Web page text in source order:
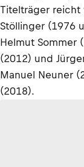
Titelträger reicht
Stöllinger (1976
Helmut Sommer
(2012) und
Manuel Neuner
(2018).